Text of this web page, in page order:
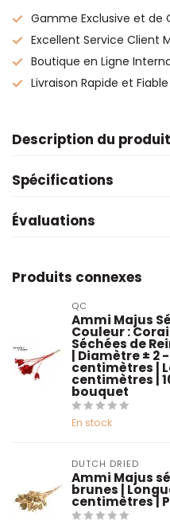
Gamme Exclusive et de
Excellent Service Client
Boutique en Ligne
Livraison Rapide et Fiable
Description du produit
Spécifications
Évaluations
Produits connexes
QC
Ammi Majus
Couleur :
Séchées de
| Diamètre ± 2
centimètres |
centimètres |
bouquet
En stock
DUTCH DRIED
Ammi Majus
brunes |
centimètres |